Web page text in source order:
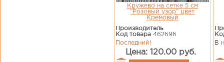
Кружево на сетке 5 см
"Розовый узор" цвет
Кремовый
Производитель
Код товара 462696
Последний!
Цена: 120.00 руб.
В